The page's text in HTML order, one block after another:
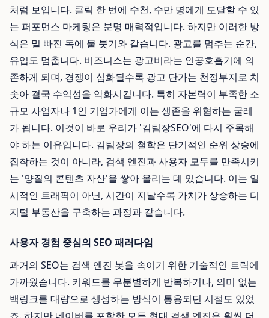
처럼 보입니다. 클릭 한 번에 수천, 수만 명에게 도달할 수 있
는 퍼포먼스 마케팅은 분명 매력적입니다. 하지만 이러한 방
식은 밑 빠진 독에 물 붓기와 같습니다. 광고를 멈추는 순간,
유입도 멈춥니다. 비즈니스는 광고비라는 인공호흡기에 의
존하게 되며, 경쟁이 심화될수록 광고 단가는 천정부지로 치
솟아 결국 수익성을 악화시킵니다. 특히 자본력이 부족한 소
규모 사업자나 1인 기업가에게 이는 생존을 위협하는 굴레
가 됩니다. 이것이 바로 우리가 '김팀장SEO'에 다시 주목해
야 하는 이유입니다. 김팀장의 철학은 단기적인 순위 상승에
집착하는 것이 아니라, 검색 엔진과 사용자 모두를 만족시키
는 '양질의 콘텐츠 자산'을 쌓아 올리는 데 있습니다. 이는 일
시적인 트래픽이 아닌, 시간이 지날수록 가치가 상승하는 디
지털 부동산을 구축하는 과정과 같습니다.
사용자 경험 중심의 SEO 패러다임
과거의 SEO는 검색 엔진 봇을 속이기 위한 기술적인 트릭에
가까웠습니다. 키워드를 무분별하게 반복하거나, 의미 없는
백링크를 대량으로 생성하는 방식이 통용되던 시절도 있었